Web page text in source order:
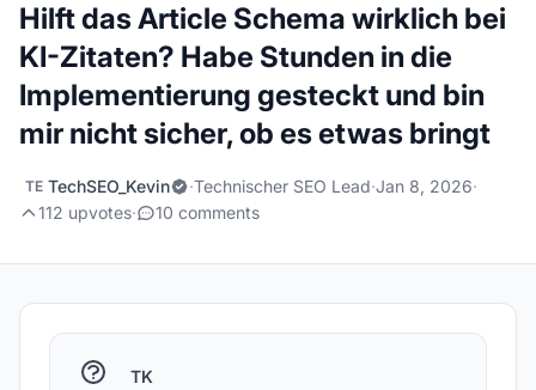
Hilft das Article Schema wirklich bei
KI-Zitaten? Habe Stunden in die
Implementierung gesteckt und bin
mir nicht sicher, ob es etwas bringt
TE TechSEO_Kevin ·Technischer SEO Lead·Jan 8, 2026·
112 upvotes· 10 comments
TK